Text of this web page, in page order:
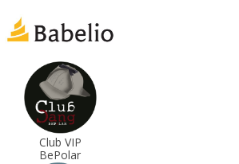
Club VIP
BePolar